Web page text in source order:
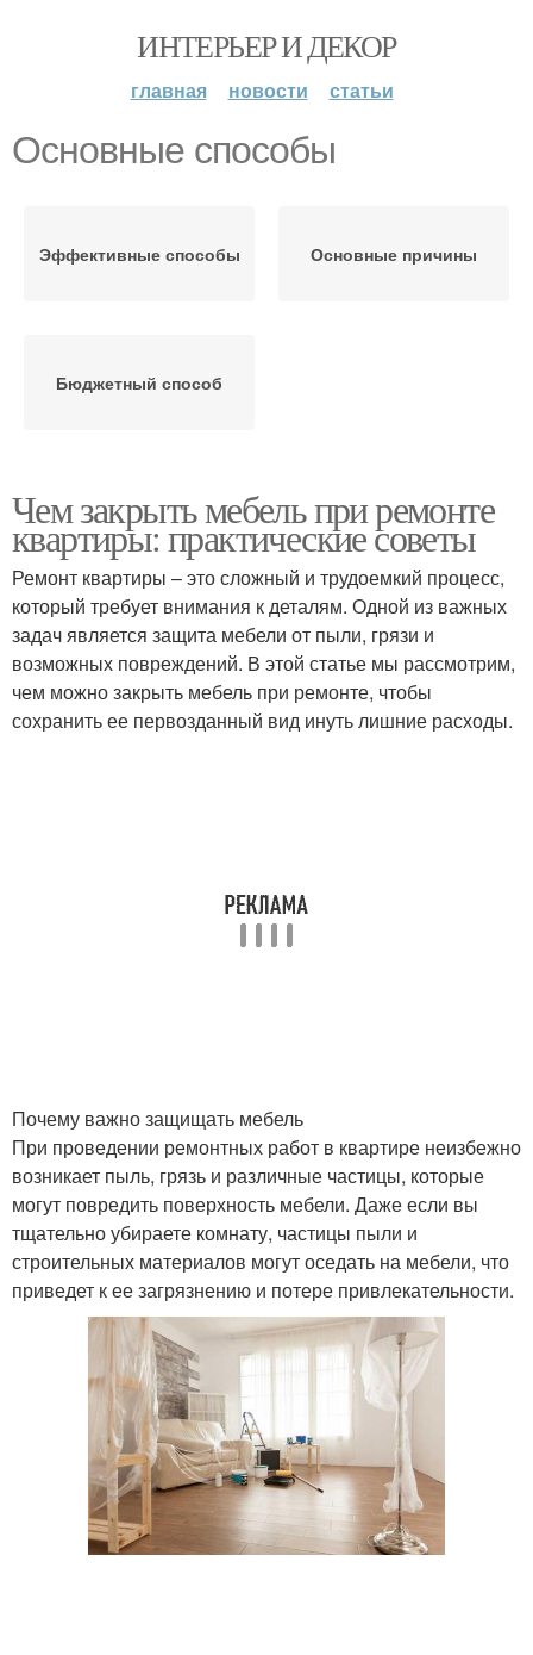
ИНТЕРЬЕР И ДЕКОР
главная новости статьи
Основные способы
Эффективные способы Основные причины
Бюджетный способ
Чем закрыть мебель при ремонте
квартиры: практические советы
Ремонт квартиры – это сложный и трудоемкий процесс,
который требует внимания к деталям. Одной из важных
задач является защита мебели от пыли, грязи и
возможных повреждений. В этой статье мы рассмотрим,
чем можно закрыть мебель при ремонте, чтобы
сохранить ее первозданный вид инуть лишние расходы.
Почему важно защищать мебель
При проведении ремонтных работ в квартире неизбежно
возникает пыль, грязь и различные частицы, которые
могут повредить поверхность мебели. Даже если вы
тщательно убираете комнату, частицы пыли и
строительных материалов могут оседать на мебели, что
приведет к ее загрязнению и потере привлекательности.